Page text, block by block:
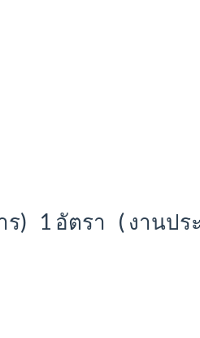
) 1 อัตรา ( งานปร